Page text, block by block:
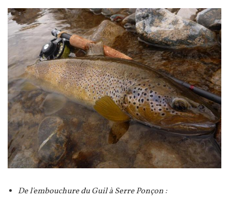
Image
TexteDe l'embouchure du Guil à Serre Ponçon :